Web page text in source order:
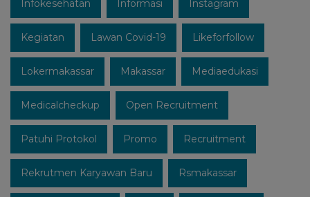
Infokesehatan Informasi Instagram
Kegiatan Lawan Covid-19 Likeforfollow
Lokermakassar Makassar Mediaedukasi
Medicalcheckup Open Recruitment
Patuhi Protokol Promo Recruitment
Rekrutmen Karyawan Baru Rsmakassar